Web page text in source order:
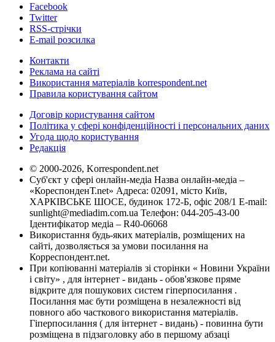
Facebook
Twitter
RSS-стрічки
E-mail розсилка
Контакти
Реклама на сайті
Використання матеріалів korrespondent.net
Правила користування сайтом
Договір користування сайтом
Політика у сфері конфіденційності і персональних даних
Угода щодо користування
Редакція
© 2000-2026, Korrespondent.net
Суб'єкт у сфері онлайн-медіа Назва онлайн-медіа –
«КореспонденТ.net» Адреса: 02091, місто Київ,
ХАРКІВСЬКЕ ШОСЕ, будинок 172-Б, офіс 208/1 E-mail:
sunlight@mediadim.com.ua Телефон: 044-205-43-00
Ідентифікатор медіа – R40-06068
Використання будь-яких матеріалів, розміщених на
сайті, дозволяється за умови посилання на
Корреспондент.net.
При копіюванні матеріалів зі сторінки « Новини України
і світу» , для інтернет - видань - обов'язкове пряме
відкрите для пошукових систем гіперпосилання .
Посилання має бути розміщена в незалежності від
повного або часткового використання матеріалів.
Гіперпосилання ( для інтернет - видань) - повинна бути
розміщена в підзаголовку або в першому абзаці